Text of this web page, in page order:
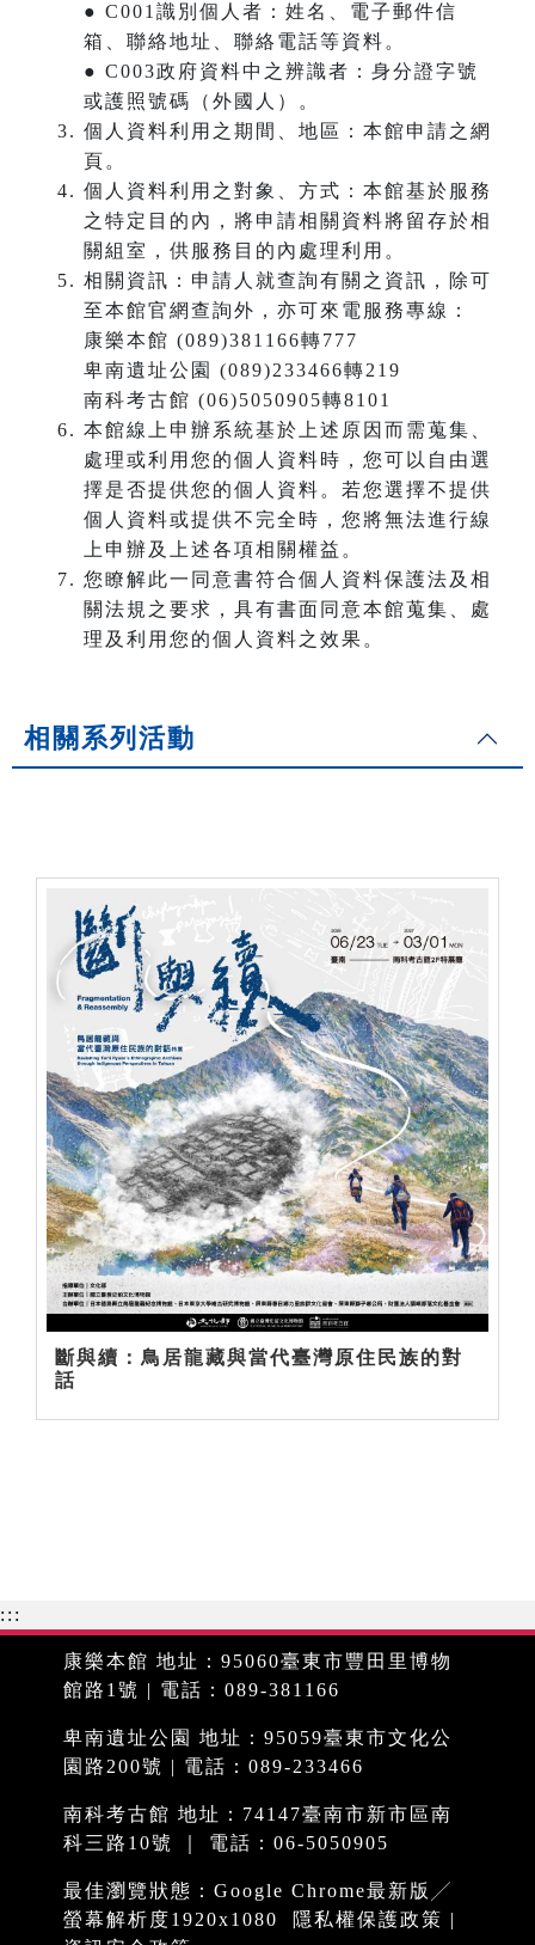
● C001識別個人者：姓名、電子郵件信
箱、聯絡地址、聯絡電話等資料。
● C003政府資料中之辨識者：身分證字號
或護照號碼（外國人）。
個人資料利用之期間、地區：本館申請之網
頁。
個人資料利用之對象、方式：本館基於服務
之特定目的內，將申請相關資料將留存於相
關組室，供服務目的內處理利用。
相關資訊：申請人就查詢有關之資訊，除可
至本館官網查詢外，亦可來電服務專線：
康樂本館 (089)381166轉777
卑南遺址公園 (089)233466轉219
南科考古館 (06)5050905轉8101
本館線上申辦系統基於上述原因而需蒐集、
處理或利用您的個人資料時，您可以自由選
擇是否提供您的個人資料。若您選擇不提供
個人資料或提供不完全時，您將無法進行線
上申辦及上述各項相關權益。
您瞭解此一同意書符合個人資料保護法及相
關法規之要求，具有書面同意本館蒐集、處
理及利用您的個人資料之效果。
相關系列活動
斷與續：鳥居龍藏與當代臺灣原住民族的對
話
:::
康樂本館 地址：95060臺東市豐田里博物
館路1號 | 電話：089-381166
卑南遺址公園 地址：95059臺東市文化公
園路200號 | 電話：089-233466
南科考古館 地址：74147臺南市新市區南
科三路10號 ｜ 電話：06-5050905
最佳瀏覽狀態：Google Chrome最新版╱
螢幕解析度1920x1080
隱私權保護政策 |